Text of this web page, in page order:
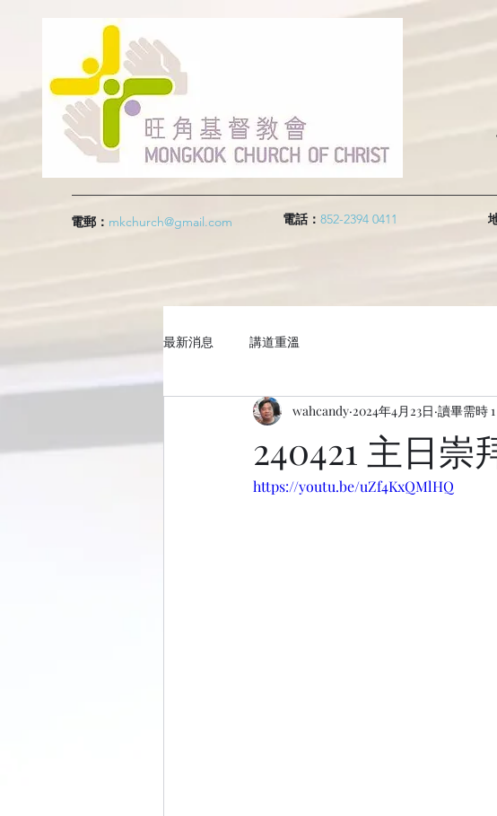
電郵： mkchurch@gmail.com 電話： 852-2394 0411
最新消息 講道重溫
240421 主日崇
wahcandy 2024年4月23日 讀畢需時
https://youtu.be/uZf4KxQMlHQ